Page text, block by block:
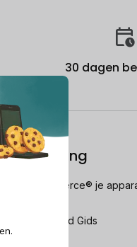
30 dagen
Refurbishing
Hoe Recommerce® je
De Refurbished Gids